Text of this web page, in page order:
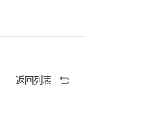
返回列表